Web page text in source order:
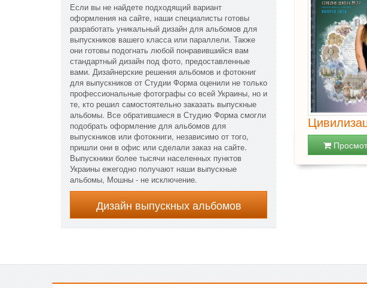
Если вы не найдете подходящий вариант
оформления на сайте, наши специалисты готовы
разработать уникальный дизайн для альбомов для
выпускников вашего класса или параллели. Также
они готовы подогнать любой понравившийся вам
стандартный дизайн под фото, предоставленные
вами. Дизайнерские решения альбомов и фотокниг
для выпускников от Студии Форма оценили не только
профессиональные фотографы со всей Украины, но и
те, кто решил самостоятельно заказать выпускные
альбомы. Все обратившиеся в Студию Форма смогли
подобрать оформление для альбомов для
выпускников или фотокниги, независимо от того,
пришли они в офис или сделали заказ на сайте.
Выпускники более тысячи населенных пунктов
Украины ежегодно получают наши выпускные
альбомы, Мошны - не исключение.
Дизайн выпускных альбомов